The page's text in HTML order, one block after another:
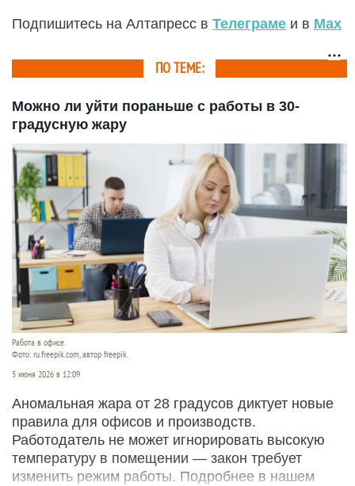
Подпишитесь на Алтапресс в Телеграме и в Max
ПО ТЕМЕ:
Можно ли уйти пораньше с работы в 30-
градусную жару
Работа в офисе.
Фото: ru.freepik.com, автор freepik.
5 июня 2026 в 12:09
Аномальная жара от 28 градусов диктует новые
правила для офисов и производств.
Работодатель не может игнорировать высокую
температуру в помещении — закон требует
изменить режим работы. Подробнее в нашем